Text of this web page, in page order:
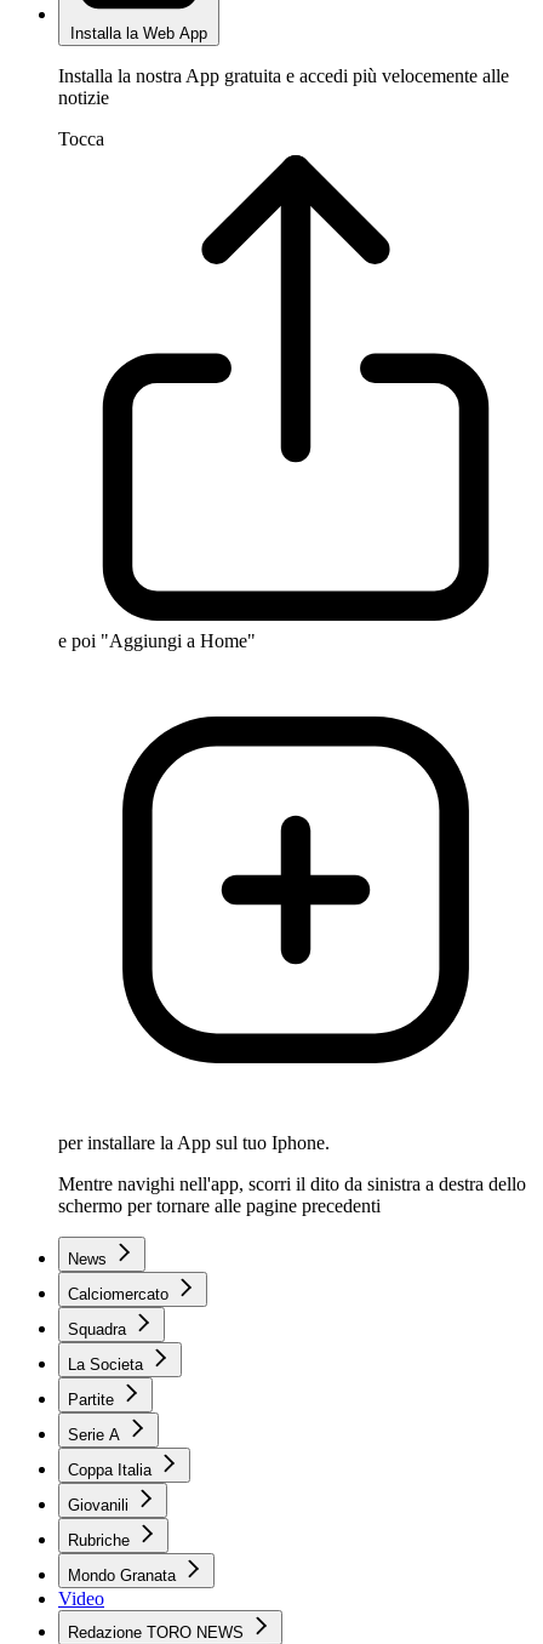
Installa la Web App
Installa la nostra App gratuita e accedi più velocemente alle
notizie
Tocca
e poi "Aggiungi a Home"
per installare la App sul tuo Iphone.
Mentre navighi nell'app, scorri il dito da sinistra a destra dello
schermo per tornare alle pagine precedenti
News
Calciomercato
Squadra
La Societa
Partite
Serie A
Coppa Italia
Giovanili
Rubriche
Mondo Granata
Video
Redazione TORO NEWS